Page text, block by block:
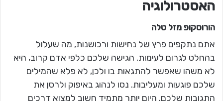
האסטרולוגיה
הורוסקופ מזל טלה
אתם נתקפים פרץ של נחישות ורכושנות, מה שעלול
בהחלט לגרום לעימות. הגישה שלכם כלפי אדם קרוב, היא
לא משהו שאפשר להתגאות בו ולכן, לא פלא שהמילים
שלכם פוגעות ומעליבות. נסו לנהוג באיפוק ולרסן את
התגובות שלכם. היום יותר מתמיד חשוב למצוא דרכים